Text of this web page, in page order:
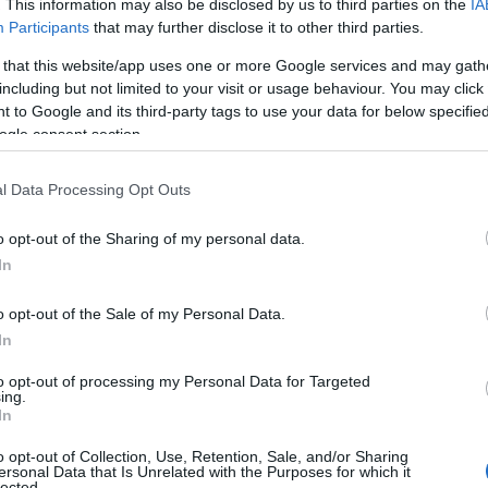
This information may also be disclosed by us to third parties on the
Participants that may further disclose it to other third parties.
that this website/app uses one or more Google services and may
but not limited to your visit or usage behaviour. You may
to Google and its third-party tags to use your data for below
consent section.
Data Processing Opt Outs
opt-out of the Sharing of my personal data.
opt-out of the Sale of my Personal Data.
opt-out of processing my Personal Data for Targeted
opt-out of Collection, Use, Retention, Sale, and/or Sharing
Data that Is Unrelated with the Purposes for which it
δυνάμεις
περιοχής σε συνδυασμό με τις
την
οι διάσπαρτες μικρές εστίες. Στο
πυροσβέστες από τηνΜολδαβία